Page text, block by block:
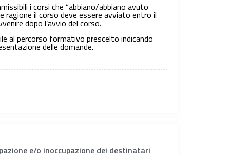
i corsi che “abbiano/abbiano avuto
ragione il corso deve essere avviato entro il
dopo l’avvio del corso.
al percorso formativo prescelto indicando
delle domande.
e/o inoccupazione dei destinatari